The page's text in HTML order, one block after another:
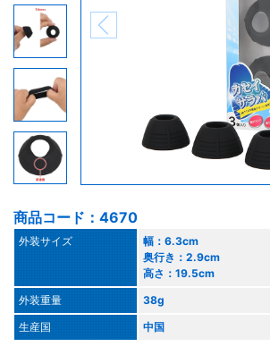
商品コード：4670
外装サイズ
幅：6.3cm
奥行き：2.9cm
高さ：19.5cm
外装重量
38g
生産国
中国